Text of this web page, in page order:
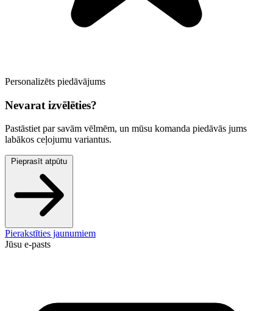
Personalizēts piedāvājums
Nevarat izvēlēties?
Pastāstiet par savām vēlmēm, un mūsu komanda piedāvās jums
labākos ceļojumu variantus.
Pieprasīt atpūtu
Pierakstīties jaunumiem
Jūsu e-pasts